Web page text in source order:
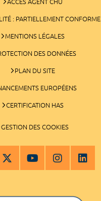
: PARTIELLEMENT CONFORME
MENTIONS LÉGALES
DES DONNÉES
PLAN DU SITE
EUROPÉENS
CERTIFICATION HAS
GESTION DES COOKIES